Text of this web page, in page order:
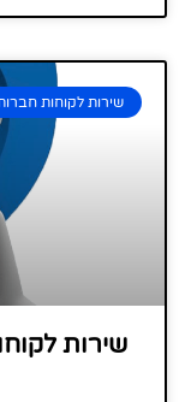
שירות לקוחות
שירות